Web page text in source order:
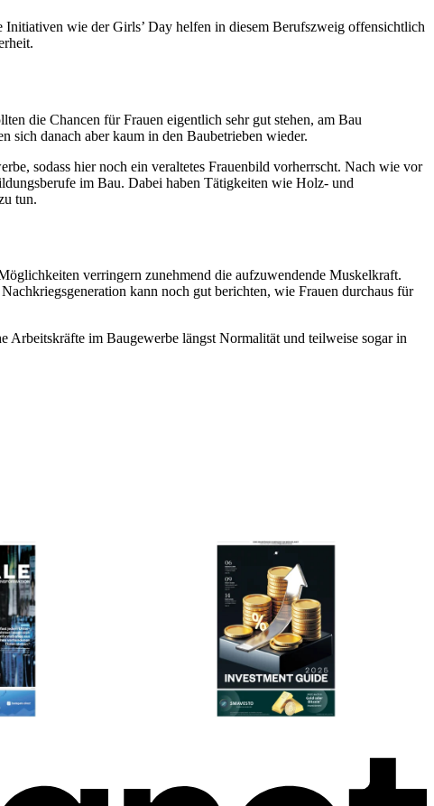
wie der Girls’ Day helfen in diesem Berufszweig offensichtlich
die Chancen für Frauen eigentlich sehr gut stehen, am Bau
sich danach aber kaum in den Baubetrieben wieder.
sodass hier noch ein veraltetes Frauenbild vorherrscht. Nach wie vor
im Bau. Dabei haben Tätigkeiten wie Holz- und
tun.
verringern zunehmend die aufzuwendende Muskelkraft.
kann noch gut berichten, wie Frauen durchaus für
im Baugewerbe längst Normalität und teilweise sogar in